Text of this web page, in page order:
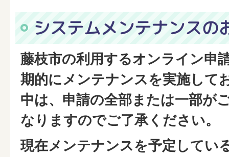
システムメンテナンスの
藤枝市の利用するオンライン申
期的にメンテナンスを実施して
中は、申請の全部または一部が
なりますのでご了承ください。
現在メンテナンスを予定してい